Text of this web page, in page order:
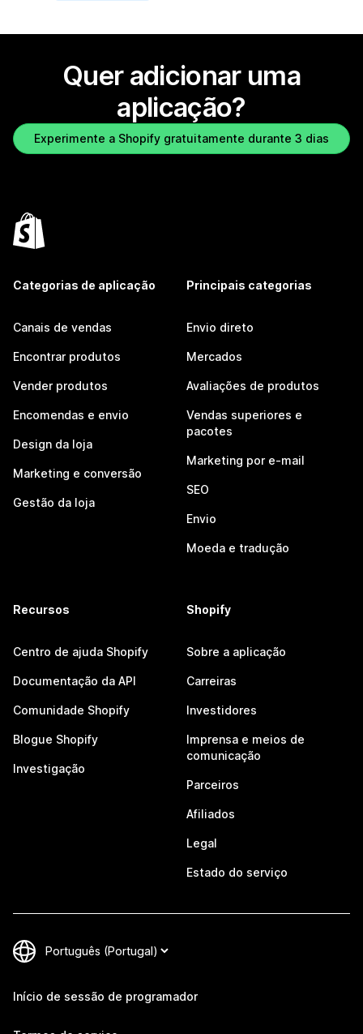
Quer adicionar uma
aplicação?
Experimente a Shopify gratuitamente durante 3 dias
Categorias de aplicação
Canais de vendas
Encontrar produtos
Vender produtos
Encomendas e envio
Design da loja
Marketing e conversão
Gestão da loja
Principais categorias
Envio direto
Mercados
Avaliações de produtos
Vendas superiores e
pacotes
Marketing por e-mail
SEO
Envio
Moeda e tradução
Recursos
Centro de ajuda Shopify
Documentação da API
Comunidade Shopify
Blogue Shopify
Investigação
Shopify
Sobre a aplicação
Carreiras
Investidores
Imprensa e meios de
comunicação
Parceiros
Afiliados
Legal
Estado do serviço
Início de sessão de programador